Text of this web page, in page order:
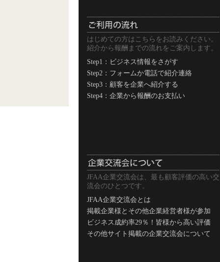
はじめての方はこちらをお読みください。
紹介から報酬までの流れをご案内します。
Step1：ビジネス情報をさがす
Step2：フォームか電話で紹介連絡
Step3：顧客を企業へ紹介する
Step4：企業から報酬のお支払い
JFAA企業交流会は、最も顧客評価の高い交
流会のひとつです。
JFAA企業交流会とは
掲載企業様とその他企業経営者様が参加
ビジネス成約率29％！皆様から高い評価
その他サイト掲載の企業交流会について